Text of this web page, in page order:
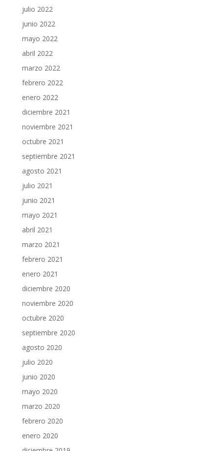
julio 2022
junio 2022
mayo 2022
abril 2022
marzo 2022
febrero 2022
enero 2022
diciembre 2021
noviembre 2021
octubre 2021
septiembre 2021
agosto 2021
julio 2021
junio 2021
mayo 2021
abril 2021
marzo 2021
febrero 2021
enero 2021
diciembre 2020
noviembre 2020
octubre 2020
septiembre 2020
agosto 2020
julio 2020
junio 2020
mayo 2020
marzo 2020
febrero 2020
enero 2020